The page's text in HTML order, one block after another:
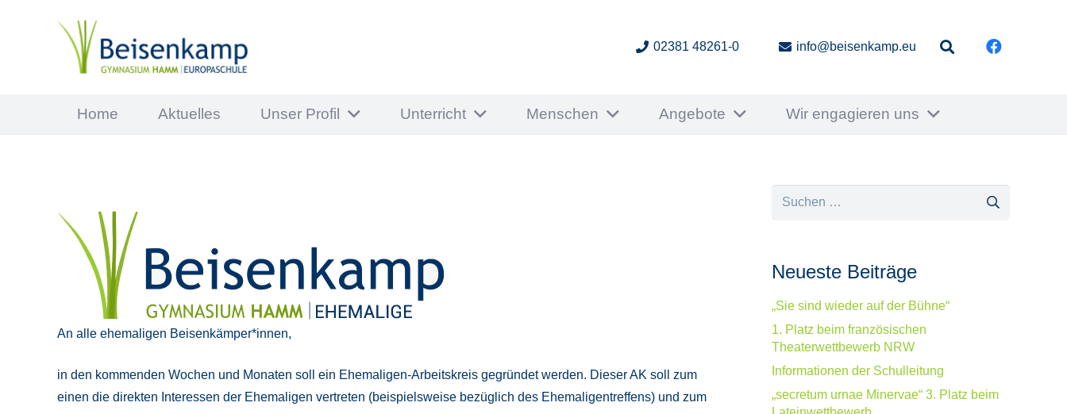
02381 48261-0 info@beisenkamp.eu
Home Aktuelles Unser Profil Unterricht Menschen Angebote Wir engagieren uns
An alle ehemaligen Beisenkämper*innen,
in den kommenden Wochen und Monaten soll ein Ehemaligen-Arbeitskreis gegründet werden. Dieser AK soll zum
einen die direkten Interessen der Ehemaligen vertreten (beispielsweise bezüglich des Ehemaligentreffens) und zum
Suchen
Neueste Beiträge
„Sie sind wieder auf der Bühne“
1. Platz beim französischen
Theaterwettbewerb NRW
Informationen der Schulleitung
„secretum urnae Minervae“ 3. Platz beim